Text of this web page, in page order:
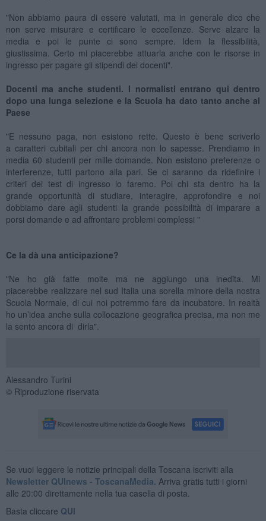
"Non abbiamo paura di essere valutati, ma in generale dico che
non serve misurare e certificare le eccellenze. Serve alzare la
media e poi le punte ci sono sempre. Idem la flessibilità,
giustissima. Certo mi piacerebbe attuarla anche con le risorse in
ingresso per pagare gli stipendi dei docenti".
Docenti ma anche studenti. I normalisti entrano qui dentro
dopo una lunga selezione e la Scuola ha dato tanto anche al
Paese
"E nessuno paga, non esistono rette. Questo è bene scriverlo
a caratteri cubitali per chi ancora non lo sapesse. Prendiamo in
media 60 studenti per mille domande. Non esistono preferenze o
interferenze, tutti partono alla pari. Se ci saranno da ridefinire i
criteri dei test di ingresso lo faremo. Poi chi sta dentro ha la
grande opportunità di studiare, interagire, approfondire e noi
dobbiamo dare agli studenti la grande possibilità di imparare a
porsi domande e ad affrontare problemi complessi "
Ce la dà una anticipazione?
"Ne ho già fatte molte ma ne aggiungo una inedita. Mi
piacerebbe realizzare nel sud Italia una sorella minore della nostra
Scuola Normale, di cui noi potremmo fare da incubatore. In realtà
ho un’idea anche sulla collocazione geografica precisa, ma non me
la sento ancora di dirla".
Alessandro Turini
© Riproduzione riservata
Se vuoi leggere le notizie principali della Toscana iscriviti alla
Newsletter QUInews - ToscanaMedia. Arriva gratis tutti i giorni
alle 20:00 direttamente nella tua casella di posta.
Basta cliccare QUI